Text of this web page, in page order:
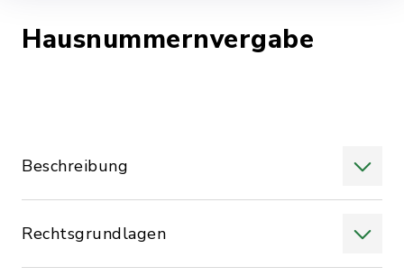
Hausnummernvergabe
Beschreibung
Rechtsgrundlagen